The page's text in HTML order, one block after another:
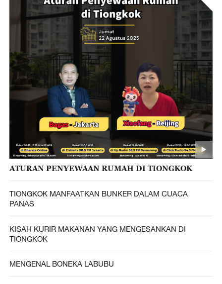
ATURAN PENYEWAAN RUMAH DI TIONGKOK
TIONGKOK MANFAATKAN BUNKER DALAM CUACA
PANAS
KISAH KURIR MAKANAN YANG MENGESANKAN DI
TIONGKOK
MENGENAL BONEKA LABUBU